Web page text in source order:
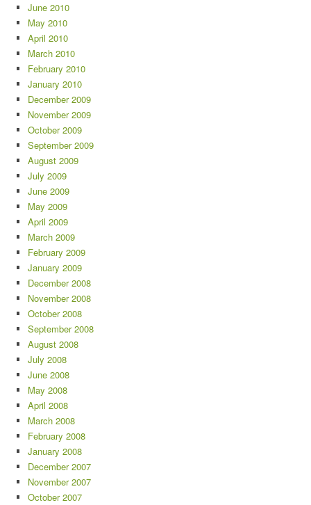
June 2010
May 2010
April 2010
March 2010
February 2010
January 2010
December 2009
November 2009
October 2009
September 2009
August 2009
July 2009
June 2009
May 2009
April 2009
March 2009
February 2009
January 2009
December 2008
November 2008
October 2008
September 2008
August 2008
July 2008
June 2008
May 2008
April 2008
March 2008
February 2008
January 2008
December 2007
November 2007
October 2007